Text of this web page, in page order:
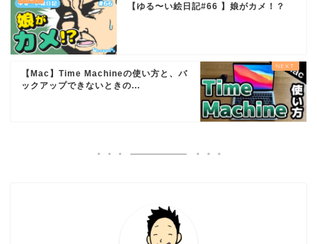
【ゆる〜い絵日記#66 】娘がカメ！？
【Mac】Time Machineの使い方と、バ
ックアップできないときの...